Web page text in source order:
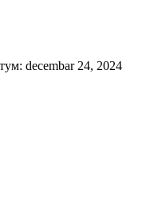
decembar 24, 2024